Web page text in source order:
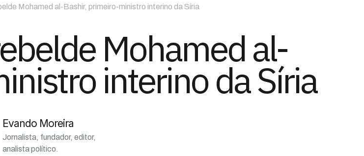
Mohamed al-Bashir, primeiro-ministro interino da Síria
Mohamed al-
interino da Síria
Evando Moreira
Jornalista, fundador, editor,
analista político.